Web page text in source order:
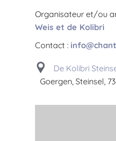
Organisateur et/ou
Weis et de Kolibri
Contact :
De Kolibri
Goergen, Steinsel,